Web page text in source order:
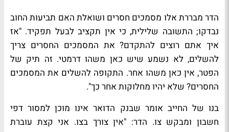
הדר מבררת אלו מסמכים חסרים ושואלת האם תביעות החוב
נבדקו; התשובה שלילית, כי אין תקציב לבעל תפקיד. "אז
איך אתם רוצים להתקדם? את המסמכים החסרים צריך
להשלים, לא נשמע שיש כאן משהו דרמטי. זה תיק של
הפטר, אין כאן משהו אחר. התקופה להשלים את המסמכים
החסרים? שלא יהיו מחלוקות אחר כך".
בנו של החייב אומר שבנק הדואר אינו מוכן למסור דפי
חשבון ומבקש צו. הדר: "אין צורך בצו. אני קצת עוברת